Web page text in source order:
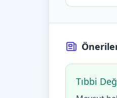
Tıbbi